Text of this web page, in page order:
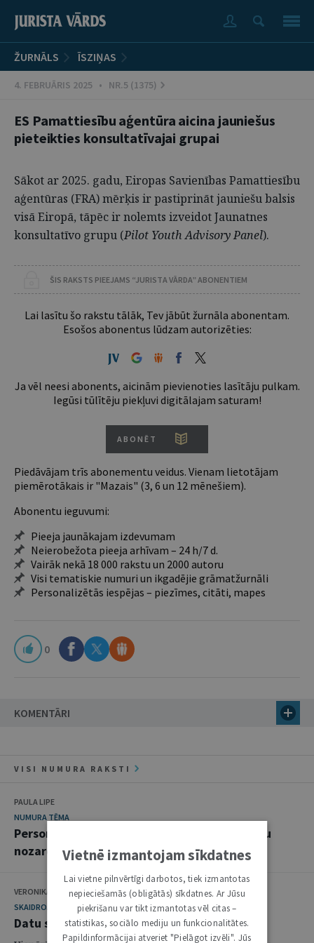
ŽURNĀLS ĪSZIŅAS
4. FEBRUĀRIS 2025 • NR.5 (1375)
ES Pamattiesību aģentūra aicina jauniešus
pieteikties konsultatīvajai grupai
Sākot ar 2025. gadu, Eiropas Savienības Pamattiesību
aģentūras (FRA) mērķis ir pastiprināt jauniešu balsis
visā Eiropā, tāpēc ir nolemts izveidot Jaunatnes
konsultatīvo grupu (Pilot Youth Advisory Panel).
ŠIS RAKSTS PIEEJAMS “JURISTA VĀRDA” ABONENTIEM
Lai lasītu šo rakstu tālāk, Tev jābūt žurnāla abonentam.
Esošos abonentus lūdzam autorizēties:
Ja vēl neesi abonents, aicinām pievienoties lasītāju pulkam.
Iegūsi tūlītēju piekļuvi digitālajam saturam!
ABONĒT
Piedāvājam trīs abonementu veidus. Vienam lietotājam
piemērotākais ir "Mazais" (3, 6 un 12 mēnešiem).
Abonentu ieguvumi:
Pieeja jaunākajam izdevumam
Neierobežota pieeja arhīvam – 24 h/7 d.
Vairāk nekā 18 000 rakstu un 2000 autoru
Visi tematiskie numuri un ikgadējie grāmatžurnāli
Personalizētās iespējas – piezīmes, citāti, mapes
0
KOMENTĀRI
VISI NUMURA RAKSTI
PAULA LIPE
NUMURA TĒMA
Personas datu aizsardzība kā princips, tiesību
nozare un izaicinājums
VERONIKA SAJADOVA
SKAIDROJUMI. VIEDOKĻI
Datu subjekta tiesības uz kompensāciju
Vietnē izmantojam sīkdatnes
Lai vietne pilnvērtīgi darbotos, tiek izmantotas
nepieciešamās (obligātās) sīkdatnes. Ar Jūsu
piekrišanu var tikt izmantotas vēl citas –
statistikas, sociālo mediju un funkcionalitātes.
Papildinformācijai atveriet "Pielāgot izvēli". Jūs